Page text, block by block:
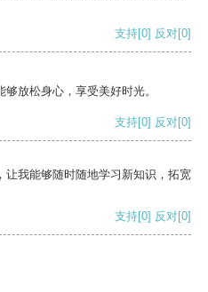
支持[0] 反对[0]
放松身心，享受美好时光。
支持[0] 反对[0]
让我能够随时随地学习新知识，拓宽
支持[0] 反对[0]